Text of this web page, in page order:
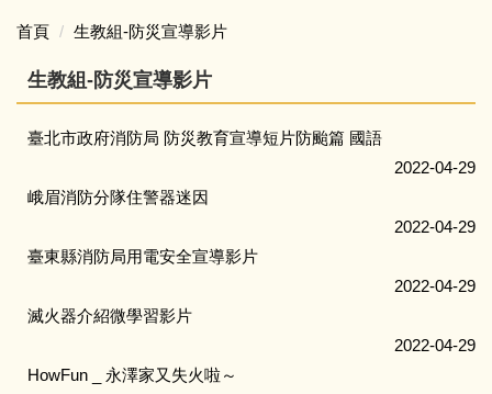
首頁 生教組-防災宣導影片
生教組-防災宣導影片
臺北市政府消防局 防災教育宣導短片防颱篇 國語
2022-04-29
峨眉消防分隊住警器迷因
2022-04-29
臺東縣消防局用電安全宣導影片
2022-04-29
滅火器介紹微學習影片
2022-04-29
HowFun _ 永澤家又失火啦～